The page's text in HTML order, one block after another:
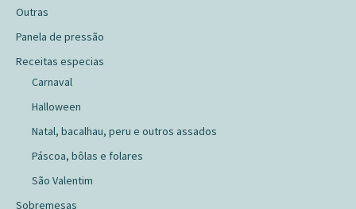
Outras
Panela de pressão
Receitas especias
Carnaval
Halloween
Natal, bacalhau, peru e outros assados
Páscoa, bôlas e folares
São Valentim
Sobremesas